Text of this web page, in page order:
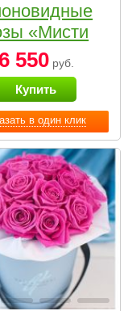
в один клик
«Мисти
бабблс» в
коробке
Small
6 550руб.
Купить